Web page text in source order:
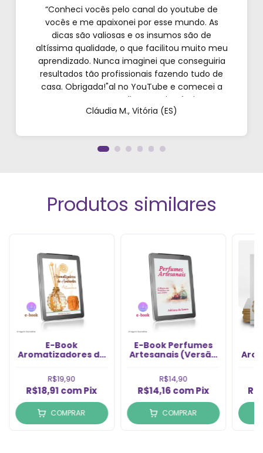
“Conheci vocês pelo canal do youtube de
vocês e me apaixonei por esse mundo. As
dicas são valiosas e os insumos são de
altíssima qualidade, o que facilitou muito meu
aprendizado. Nunca imaginei que conseguiria
resultados tão profissionais fazendo tudo de
casa. Obrigada!"al no YouTube e comecei a
testar em casa. As dicas são incríveis e os
produtos são exatamente como mostram nos
perfumes!”
Cláudia M., Vitória (ES)
Produtos similares
E-Book
Aromatizadores de
Digital) para
Download
R$19,90
R$18,91comPix
COMPRAR
E-Book Perfumes
Artesanais (Versão
Download
R$14,90
R$14,16comPix
COMPRAR